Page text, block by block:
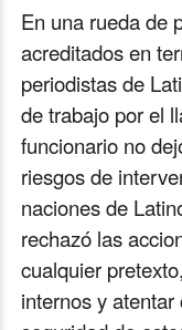
En una rueda de
acreditados en
periodistas de
de trabajo por el
funcionario no
riesgos de
naciones de
rechazó las
cualquier
internos y